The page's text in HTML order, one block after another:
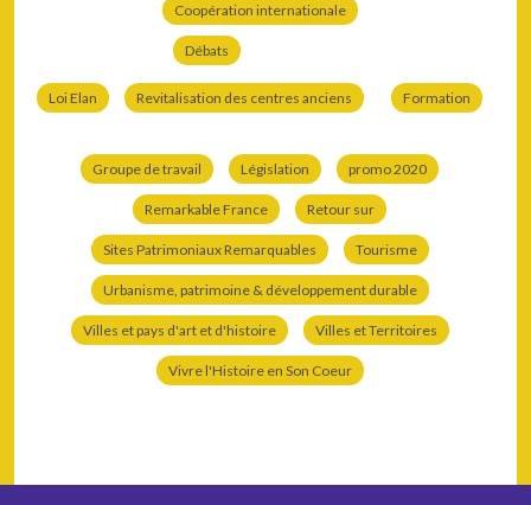
Coopération internationale
Débats
Loi Elan Revitalisation des centres anciens Formation
Groupe de travail Législation promo 2020
Remarkable France Retour sur
Sites Patrimoniaux Remarquables Tourisme
Urbanisme, patrimoine & développement durable
Villes et pays d'art et d'histoire Villes et Territoires
Vivre l'Histoire en Son Coeur